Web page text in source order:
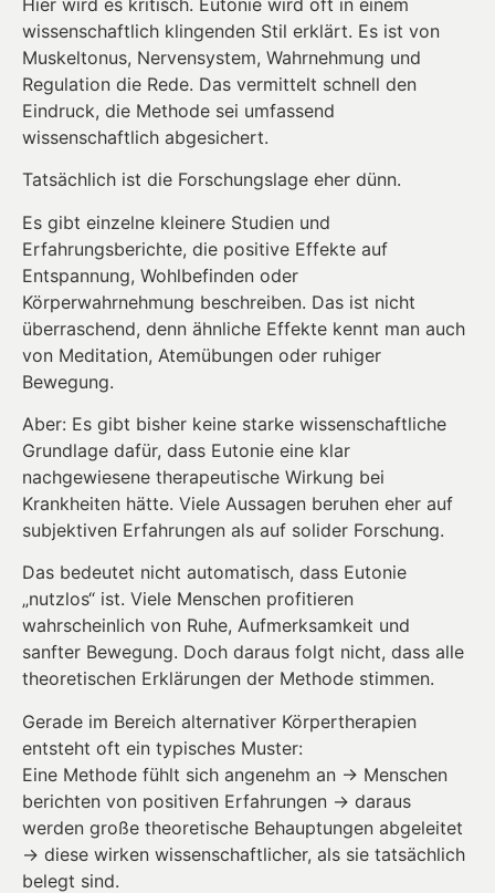
wissenschaftlich klingenden Stil erklärt. Es ist von
Muskeltonus, Nervensystem, Wahrnehmung und
Regulation die Rede. Das vermittelt schnell den
Eindruck, die Methode sei umfassend
wissenschaftlich abgesichert.
Tatsächlich ist die Forschungslage eher dünn.
Es gibt einzelne kleinere Studien und
Erfahrungsberichte, die positive Effekte auf
Entspannung, Wohlbefinden oder
Körperwahrnehmung beschreiben. Das ist nicht
überraschend, denn ähnliche Effekte kennt man auch
von Meditation, Atemübungen oder ruhiger
Bewegung.
Aber: Es gibt bisher keine starke wissenschaftliche
Grundlage dafür, dass Eutonie eine klar
nachgewiesene therapeutische Wirkung bei
Krankheiten hätte. Viele Aussagen beruhen eher auf
subjektiven Erfahrungen als auf solider Forschung.
Das bedeutet nicht automatisch, dass Eutonie
„nutzlos“ ist. Viele Menschen profitieren
wahrscheinlich von Ruhe, Aufmerksamkeit und
sanfter Bewegung. Doch daraus folgt nicht, dass alle
theoretischen Erklärungen der Methode stimmen.
Gerade im Bereich alternativer Körpertherapien
entsteht oft ein typisches Muster:
Eine Methode fühlt sich angenehm an → Menschen
berichten von positiven Erfahrungen → daraus
werden große theoretische Behauptungen abgeleitet
→ diese wirken wissenschaftlicher, als sie tatsächlich
belegt sind.